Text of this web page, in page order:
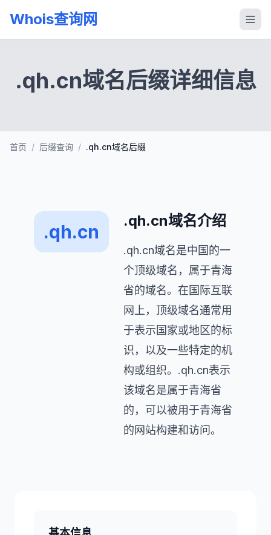
Whois查询网
.qh.cn域名后缀详细信息
首页 / 后缀查询 / .qh.cn域名后缀
.qh.cn
.qh.cn域名介绍
.qh.cn域名是中国的一
个顶级域名，属于青海
省的域名。在国际互联
网上，顶级域名通常用
于表示国家或地区的标
识，以及一些特定的机
构或组织。.qh.cn表示
该域名是属于青海省
的，可以被用于青海省
的网站构建和访问。